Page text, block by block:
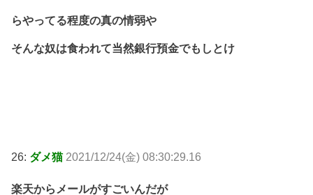
らやってる程度の真の情弱や
そんな奴は食われて当然銀行預金でもしとけ
26: ダメ猫 2021/12/24(金) 08:30:29.16
楽天からメールがすごいんだが